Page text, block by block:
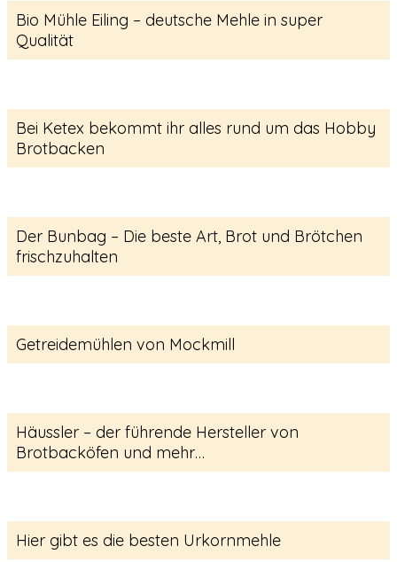
Bio Mühle Eiling – deutsche Mehle in super
Qualität
Bei Ketex bekommt ihr alles rund um das Hobby
Brotbacken
Der Bunbag – Die beste Art, Brot und Brötchen
frischzuhalten
Getreidemühlen von Mockmill
Häussler – der führende Hersteller von
Brotbacköfen und mehr…
Hier gibt es die besten Urkornmehle